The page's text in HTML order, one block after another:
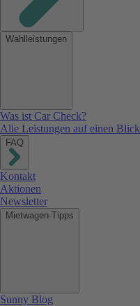
Wahlleistungen
Was ist Car Check?
Alle Leistungen auf einen Blick
FAQ
Kontakt
Aktionen
Newsletter
Mietwagen-Tipps
Sunny Blog